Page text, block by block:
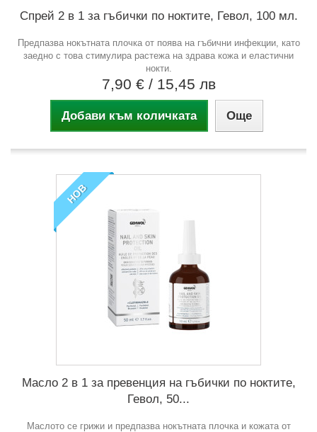
Спрей 2 в 1 за гъбички по ноктите, Гевол, 100 мл.
Предпазва нокътната плочка от поява на гъбични инфекции, като
заедно с това стимулира растежа на здрава кожа и еластични
нокти.
7,90 € / 15,45 лв
Добави към количката Още
НОВ
Масло 2 в 1 за превенция на гъбички по ноктите,
Гевол, 50...
Маслото се грижи и предпазва нокътната плочка и кожата от